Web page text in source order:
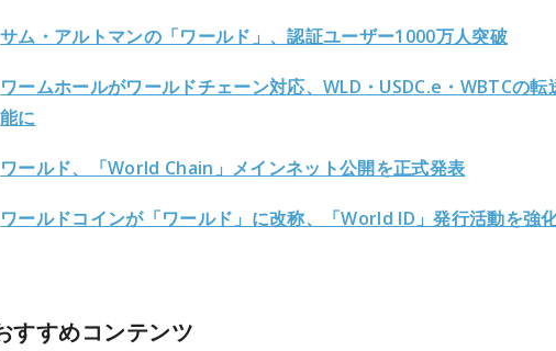
サム・アルトマンの「ワールド」、認証ユーザー1000万人突破
ワームホールがワールドチェーン対応、WLD・USDC.e・WBTCの転
能に
ワールド、「World Chain」メインネット公開を正式発表
ワールドコインが「ワールド」に改称、「World ID」発行活動を強
すすめコンテンツ